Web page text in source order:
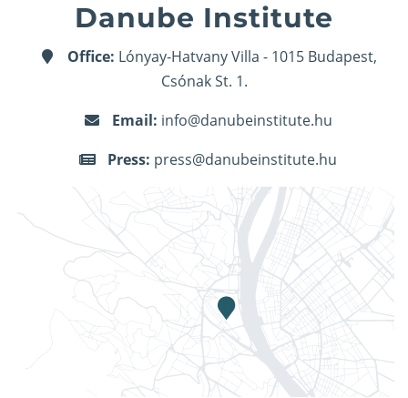
Danube Institute
Office: Lónyay-Hatvany Villa - 1015 Budapest,
Csónak St. 1.
Email: info@danubeinstitute.hu
Press: press@danubeinstitute.hu